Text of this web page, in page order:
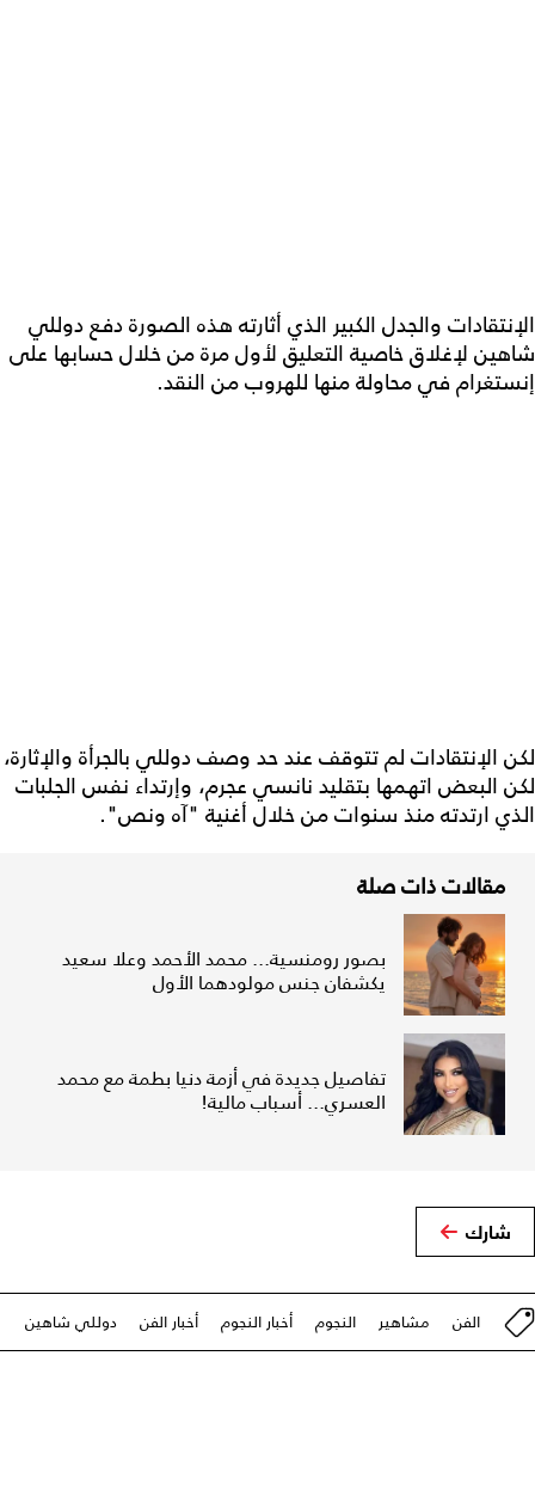
الإنتقادات والجدل الكبير الذي أثارته هذه الصورة دفع دوللي
شاهين لإغلاق خاصية التعليق لأول مرة من خلال حسابها على
إنستغرام في محاولة منها للهروب من النقد.
لكن الإنتقادات لم تتوقف عند حد وصف دوللي بالجرأة والإثارة،
لكن البعض اتهمها بتقليد نانسي عجرم، وإرتداء نفس الجلبات
الذي ارتدته منذ سنوات من خلال أغنية "آه ونص".
مقالات ذات صلة
بصور رومنسية... محمد الأحمد وعلا سعيد
يكشفان جنس مولودهما الأول
تفاصيل جديدة في أزمة دنيا بطمة مع محمد
العسري... أسباب مالية!
شارك
الفن مشاهير النجوم أخبار النجوم أخبار الفن دوللي شاهين